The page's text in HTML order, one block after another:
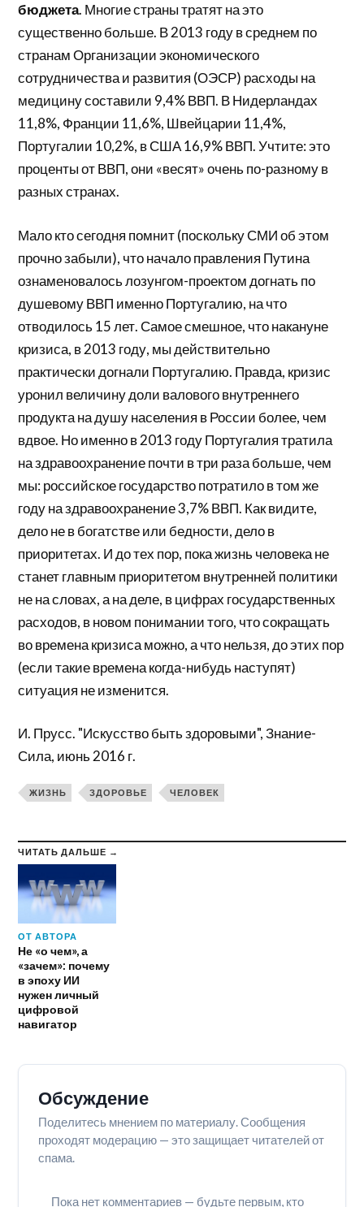
бюджета. Многие страны тратят на это
существенно больше. В 2013 году в среднем по
странам Организации экономического
сотрудничества и развития (ОЭСР) расходы на
медицину составили 9,4% ВВП. В Нидерландах
11,8%, Франции 11,6%, Швейцарии 11,4%,
Португалии 10,2%, в США 16,9% ВВП. Учтите: это
проценты от ВВП, они «весят» очень по-разному в
разных странах.
Мало кто сегодня помнит (поскольку СМИ об этом
прочно забыли), что начало правления Путина
ознаменовалось лозунгом-проектом догнать по
душевому ВВП именно Португалию, на что
отводилось 15 лет. Самое смешное, что накануне
кризиса, в 2013 году, мы действительно
практически догнали Португалию. Правда, кризис
уронил величину доли валового внутреннего
продукта на душу населения в России более, чем
вдвое. Но именно в 2013 году Португалия тратила
на здравоохранение почти в три раза больше, чем
мы: российское государство потратило в том же
году на здравоохранение 3,7% ВВП. Как видите,
дело не в богатстве или бедности, дело в
приоритетах. И до тех пор, пока жизнь человека не
станет главным приоритетом внутренней политики
не на словах, а на деле, в цифрах государственных
расходов, в новом понимании того, что сокращать
во времена кризиса можно, а что нельзя, до этих пор
(если такие времена когда-нибудь наступят)
ситуация не изменится.
И. Прусс. "Искусство быть здоровыми", Знание-
Сила, июнь 2016 г.
ЖИЗНЬ ЗДОРОВЬЕ ЧЕЛОВЕК
ЧИТАТЬ ДАЛЬШЕ →
ОТ АВТОРА
Не «о чем», а
«зачем»: почему
в эпоху ИИ
нужен личный
цифровой
навигатор
Обсуждение
Поделитесь мнением по материалу. Сообщения
проходят модерацию — это защищает читателей от
спама.
Пока нет комментариев — будьте первым, кто